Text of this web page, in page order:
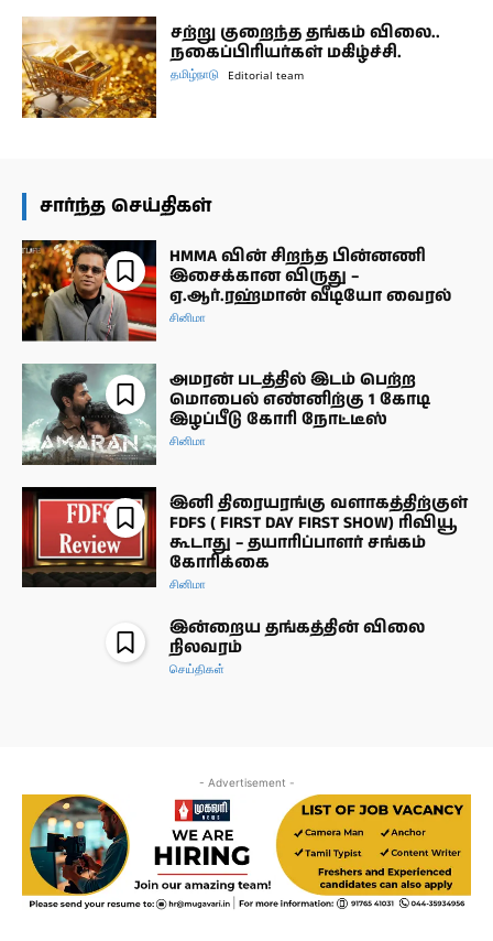
சற்று குறைந்த தங்கம் விலை..
நகைப்பிரியர்கள் மகிழ்ச்சி.
தமிழ்நாடு Editorial team
சார்ந்த செய்திகள்
HMMA வின் சிறந்த பின்னணி
இசைக்கான விருது –
ஏ.ஆர்.ரஹ்மான் வீடியோ வைரல்
சினிமா
அமரன் படத்தில் இடம் பெற்ற
மொபைல் எண்னிற்கு 1 கோடி
இழப்பீடு கோரி நோட்டீஸ்
சினிமா
இனி திரையரங்கு வளாகத்திற்குள்
FDFS ( FIRST DAY FIRST SHOW) ரிவியூ
கூடாது – தயாரிப்பாளர் சங்கம்
கோரிக்கை
சினிமா
இன்றைய தங்கத்தின் விலை
நிலவரம்
செய்திகள்
- Advertisement -